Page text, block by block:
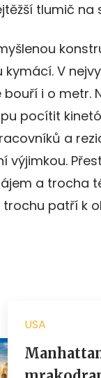
tlumič na
V
i o metr.
pocítit
a
výjimkou.
a trocha
patří k